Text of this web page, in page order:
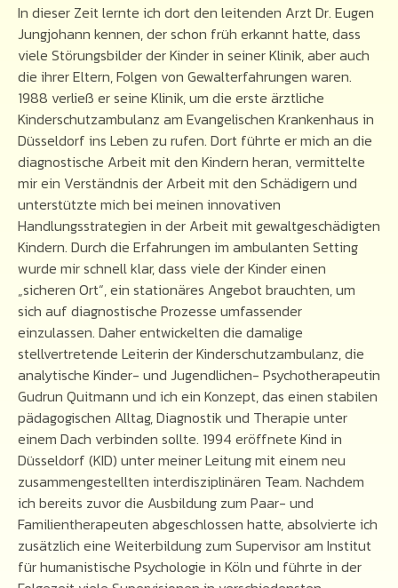
In dieser Zeit lernte ich dort den leitenden Arzt Dr. Eugen
Jungjohann kennen, der schon früh erkannt hatte, dass
viele Störungsbilder der Kinder in seiner Klinik, aber auch
die ihrer Eltern, Folgen von Gewalterfahrungen waren.
1988 verließ er seine Klinik, um die erste ärztliche
Kinderschutzambulanz am Evangelischen Krankenhaus in
Düsseldorf ins Leben zu rufen. Dort führte er mich an die
diagnostische Arbeit mit den Kindern heran, vermittelte
mir ein Verständnis der Arbeit mit den Schädigern und
unterstützte mich bei meinen innovativen
Handlungsstrategien in der Arbeit mit gewaltgeschädigten
Kindern. Durch die Erfahrungen im ambulanten Setting
wurde mir schnell klar, dass viele der Kinder einen
„sicheren Ort“, ein stationäres Angebot brauchten, um
sich auf diagnostische Prozesse umfassender
einzulassen. Daher entwickelten die damalige
stellvertretende Leiterin der Kinderschutzambulanz, die
analytische Kinder- und Jugendlichen- Psychotherapeutin
Gudrun Quitmann und ich ein Konzept, das einen stabilen
pädagogischen Alltag, Diagnostik und Therapie unter
einem Dach verbinden sollte. 1994 eröffnete Kind in
Düsseldorf (KID) unter meiner Leitung mit einem neu
zusammengestellten interdisziplinären Team. Nachdem
ich bereits zuvor die Ausbildung zum Paar- und
Familientherapeuten abgeschlossen hatte, absolvierte ich
zusätzlich eine Weiterbildung zum Supervisor am Institut
für humanistische Psychologie in Köln und führte in der